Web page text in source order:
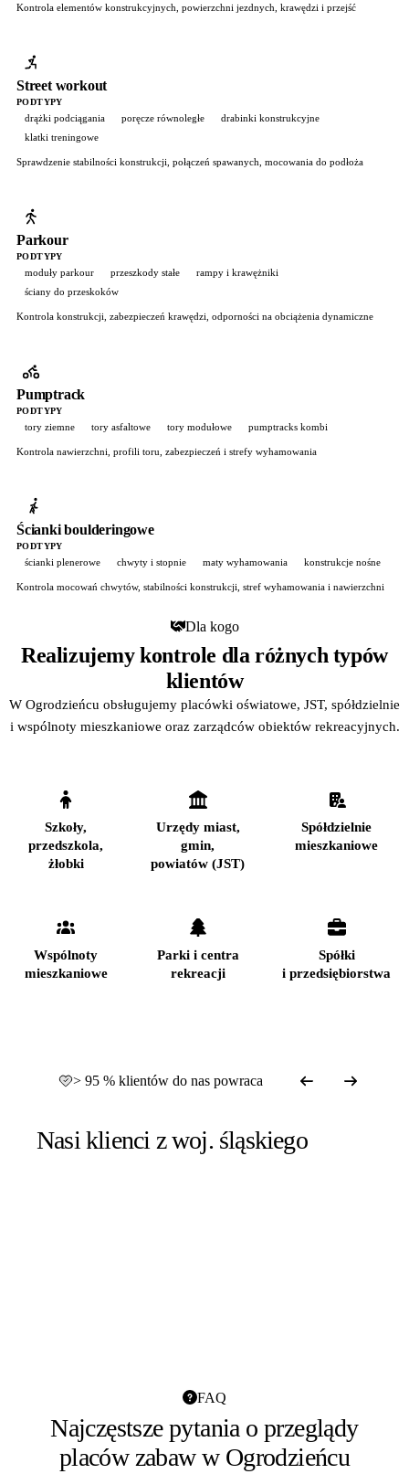
Kontrola elementów konstrukcyjnych, powierzchni jezdnych, krawędzi i przejść
Street workout
PODTYPY
drążki podciągania poręcze równoległe
drabinki konstrukcyjne
klatki treningowe
Sprawdzenie stabilności konstrukcji, połączeń spawanych, mocowania do podłoża
Parkour
PODTYPY
moduły parkour przeszkody stałe
rampy i krawężniki
ściany do przeskoków
Kontrola konstrukcji, zabezpieczeń krawędzi, odporności na obciążenia dynamiczne
Pumptrack
PODTYPY
tory ziemne tory asfaltowe tory modułowe pumptracks kombi
Kontrola nawierzchni, profili toru, zabezpieczeń i strefy wyhamowania
Ścianki boulderingowe
PODTYPY
ścianki plenerowe chwyty i stopnie maty wyhamowania konstrukcje nośne
Kontrola mocowań chwytów, stabilności konstrukcji, stref wyhamowania i nawierzchni
Dla kogo
Realizujemy kontrole dla różnych typów
klientów
W Ogrodzieńcu obsługujemy placówki oświatowe, JST, spółdzielnie
i wspólnoty mieszkaniowe oraz zarządców obiektów rekreacyjnych.
Szkoły,
przedszkola,
żłobki
Urzędy miast,
gmin,
powiatów (JST)
Spółdzielnie
mieszkaniowe
Wspólnoty
mieszkaniowe
Parki i centra
rekreacji
Spółki
i przedsiębiorstwa
> 95 % klientów do nas powraca
Nasi klienci z woj. śląskiego
FAQ
Najczęstsze pytania o przeglądy
placów zabaw w Ogrodzieńcu